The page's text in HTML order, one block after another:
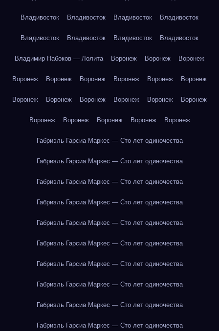
Владивосток Владивосток Владивосток Владивосток
Владивосток Владивосток Владивосток Владивосток
Владимир Набоков — Лолита Воронеж Воронеж Воронеж
Воронеж Воронеж Воронеж Воронеж Воронеж Воронеж
Воронеж Воронеж Воронеж Воронеж Воронеж Воронеж
Воронеж Воронеж Воронеж Воронеж Воронеж
Габриэль Гарсиа Маркес — Сто лет одиночества
Габриэль Гарсиа Маркес — Сто лет одиночества
Габриэль Гарсиа Маркес — Сто лет одиночества
Габриэль Гарсиа Маркес — Сто лет одиночества
Габриэль Гарсиа Маркес — Сто лет одиночества
Габриэль Гарсиа Маркес — Сто лет одиночества
Габриэль Гарсиа Маркес — Сто лет одиночества
Габриэль Гарсиа Маркес — Сто лет одиночества
Габриэль Гарсиа Маркес — Сто лет одиночества
Габриэль Гарсиа Маркес — Сто лет одиночества